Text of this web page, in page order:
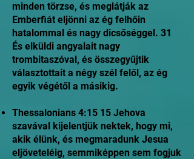
minden törzse, és meglátják az
Emberfiát eljönni az ég felhőin
hatalommal és nagy dicsőséggel. 31
És elküldi angyalait nagy
trombitaszóval, és összegyűjtik
választottait a négy szél felől, az ég
egyik végétől a másikig.
Thessalonians 4:15 15 Jehova
szavával kijelentjük nektek, hogy mi,
akik élünk, és megmaradunk Jesua
eljöveteléig, semmiképpen sem fogjuk